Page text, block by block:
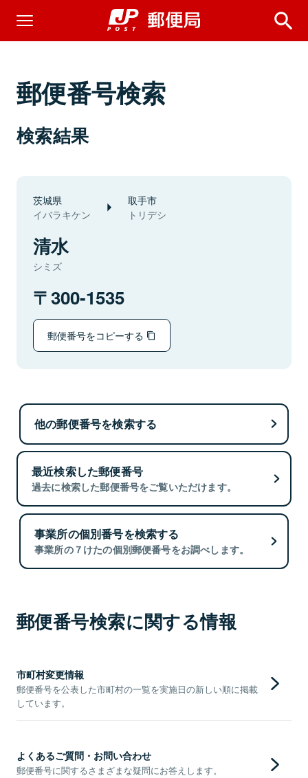
郵便番号検索
検索結果
茨城県
イバラキケン
取手市
トリデシ
清水
シミズ
300-1535
郵便番号をコピーする
他の郵便番号を検索する
最近検索した郵便番号
過去に検索した郵便番号をご覧いただけます。
事業所の個別番号を検索する
事業所の７けたの個別郵便番号をお調べします。
郵便番号検索に関する情報
市町村変更情報
郵便番号を公表した市町村の一覧を実施日の新しい順に掲載
しています。
よくあるご質問・お問い合わせ
郵便番号に関するさまざまな疑問にお答えします。